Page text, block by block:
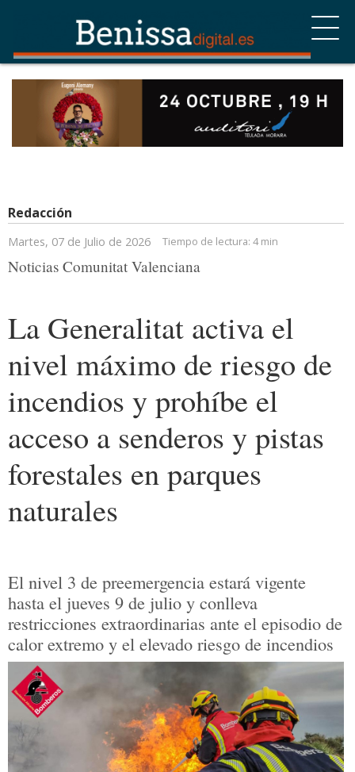
Redacción
Martes, 07 de Julio de 2026 Tiempo de lectura: 4 min
Noticias Comunitat Valenciana
La Generalitat activa el
nivel máximo de riesgo de
incendios y prohíbe el
acceso a senderos y pistas
forestales en parques
naturales
El nivel 3 de preemergencia estará vigente
hasta el jueves 9 de julio y conlleva
restricciones extraordinarias ante el episodio de
calor extremo y el elevado riesgo de incendios